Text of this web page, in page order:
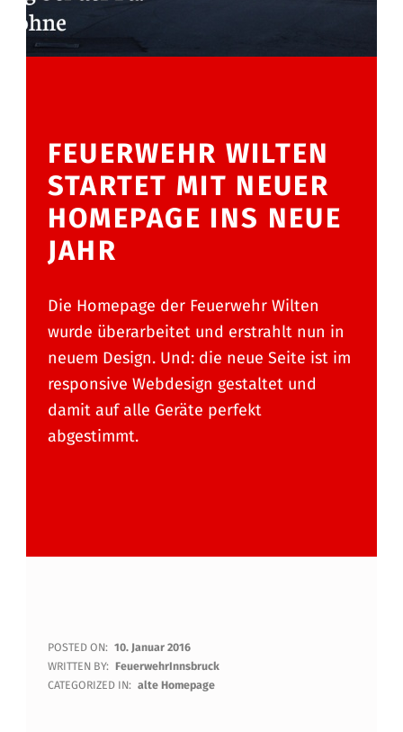
FEUERWEHR WILTEN
STARTET MIT NEUER
HOMEPAGE INS NEUE
JAHR
Die Homepage der Feuerwehr Wilten
wurde überarbeitet und erstrahlt nun in
neuem Design. Und: die neue Seite ist im
responsive Webdesign gestaltet und
damit auf alle Geräte perfekt
abgestimmt.
F
E
POSTED ON: 10. Januar 2016
WRITTEN BY: FeuerwehrInnsbruck
CATEGORIZED IN: alte Homepage